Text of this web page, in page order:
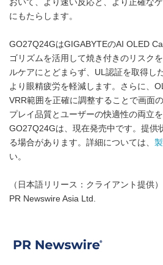
おいて、より速い反応と、より正確な
にもたらします。
GO27Q24GはGIGABYTEのAI OLED
ゴリズムを活用して焼き付きのリスク
ルケアにとどまらず、UL認証を取得し
より眼精疲労を軽減します。さらに、
VRR範囲を正確に調整することで画面
プレイ品質とユーザーの快適性の両立
GO27Q24Gは、現在発売中です。提供
る場合があります。詳細については、
い。
（日本語リリース：クライアント提供）
PR Newswire Asia Ltd.